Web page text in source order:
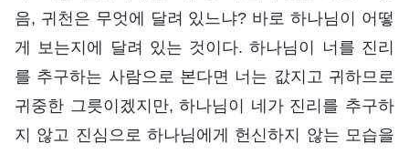
음, 귀천은 무엇에 달려 있느냐? 바로 하나님이 어떻
게 보는지에 달려 있는 것이다. 하나님이 너를 진리
를 추구하는 사람으로 본다면 너는 값지고 귀하므로
귀중한 그릇이겠지만, 하나님이 네가 진리를 추구하
지 않고 진심으로 하나님에게 헌신하지 않는 모습을